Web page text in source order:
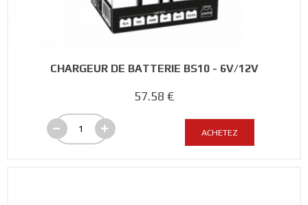
CHARGEUR DE BATTERIE BS10 - 6V/12V
57.58 €
ACHETEZ